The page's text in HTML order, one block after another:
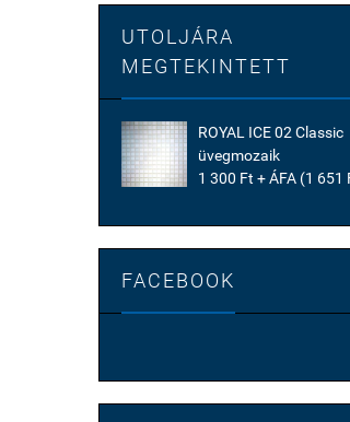
UTOLJÁRA
MEGTEKINTETT
ROYAL ICE 02 Classic
üvegmozaik
1 300 Ft + ÁFA (1 651
FACEBOOK